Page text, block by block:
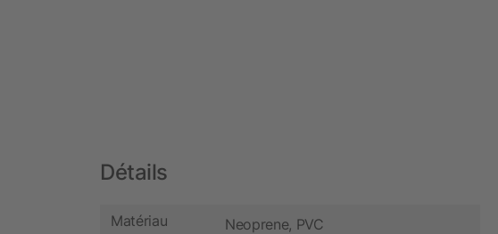
Détails
Matériau Neoprene, PVC